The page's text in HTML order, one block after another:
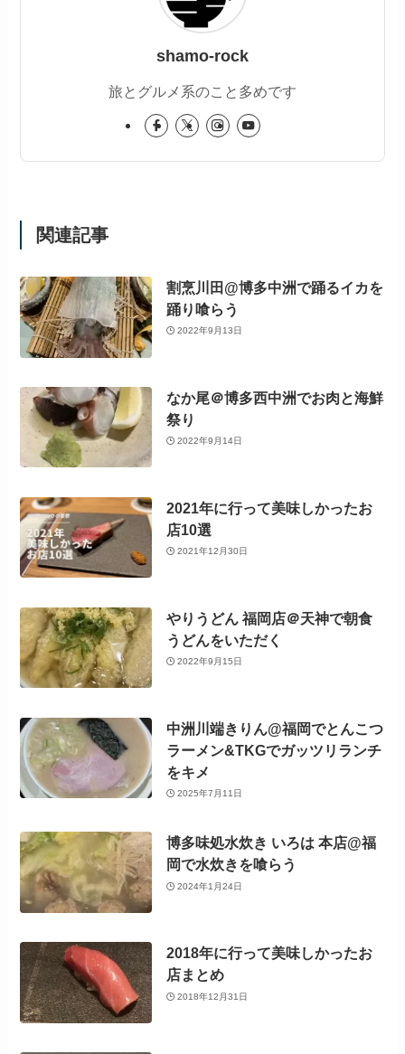
shamo-rock
旅とグルメ系のこと多めです
関連記事
割烹川田@博多中洲で踊るイカを
踊り喰らう
2022年9月13日
なか尾＠博多西中洲でお肉と海鮮
祭り
2022年9月14日
2021年に行って美味しかったお
店10選
2021年12月30日
やりうどん 福岡店＠天神で朝食
うどんをいただく
2022年9月15日
中洲川端きりん@福岡でとんこつ
ラーメン&TKGでガッツリランチ
をキメ
2025年7月11日
博多味処水炊き いろは 本店@福
岡で水炊きを喰らう
2024年1月24日
2018年に行って美味しかったお
店まとめ
2018年12月31日